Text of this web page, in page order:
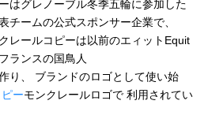
はグレノーブル冬季五輪に参加した
チームの公式スポンサー企業で、
レールコピーは以前のエィットEquit
ランスの国鳥人
り、 ブランドのロゴとして使い始
ーモンクレールロゴで 利用されてい